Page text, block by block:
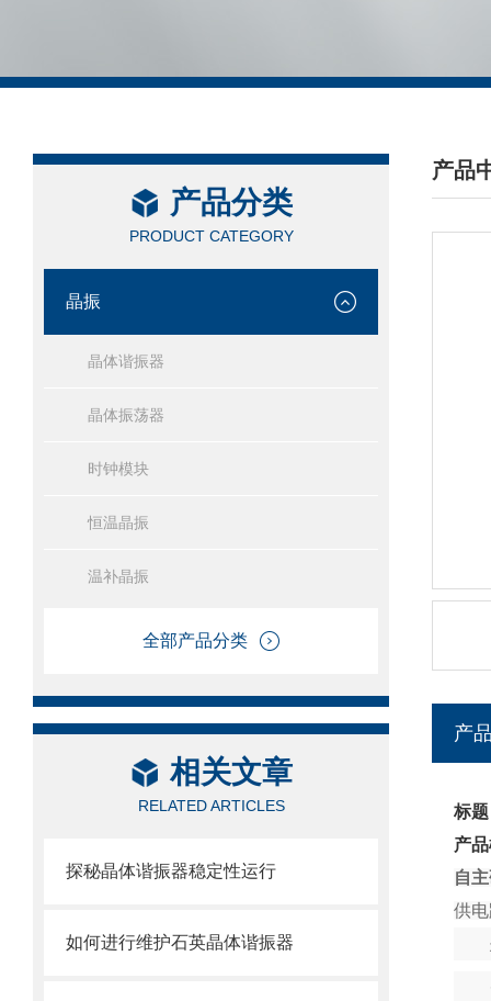
产品分类
PRODUCT CATEGORY
晶振
晶体谐振器
晶体振荡器
时钟模块
恒温晶振
温补晶振
全部产品分类
相关文章
RELATED ARTICLES
探秘晶体谐振器稳定性运行
如何进行维护石英晶体谐振器
产品
/
产
标
产
自
供